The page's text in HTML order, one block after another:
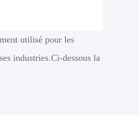
utilisé pour les
industries.Ci-dessous la